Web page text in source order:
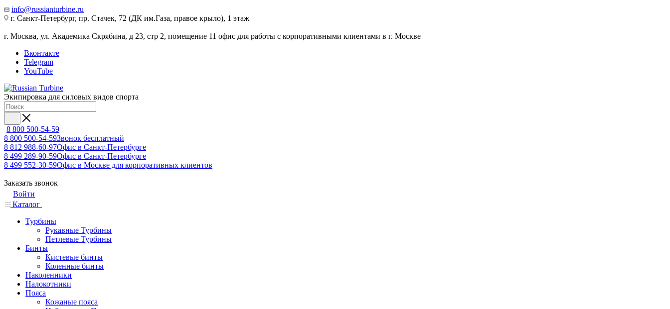
info@russianturbine.ru
г. Санкт-Петербург, пр. Стачек, 72 (ДК им.Газа, правое крыло), 1 этаж
г. Москва, ул. Академика Скрябина, д 23, стр 2, помещение 11 офис для работы с корпоративными клиентами в г. Москве
Вконтакте
Telegram
YouTube
Экипировка для силовых видов спорта
8 800 500-54-59
8 800 500-54-59Звонок бесплатный
8 812 988-60-97Офис в Санкт-Петербурге
8 499 289-90-59Офис в Санкт-Петербурге
8 499 552-30-59Офис в Москве для корпоративных клиентов
Заказать звонок
Войти
Каталог
Турбины
Рукавные Турбины
Петлевые Турбины
Бинты
Кистевые бинты
Коленные бинты
Наколенники
Налокотники
Пояса
Кожаные пояса